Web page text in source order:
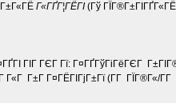
Г«ГҐГ¦ГЁГІ(Гў
ГІГ ГЄГ Гї: Г¤ГҐГўГіГёГЄГ
Г±Г Г¤ГЁГІГјГ±Гї (Г­Г ГЇГ®Г«/Г­Г